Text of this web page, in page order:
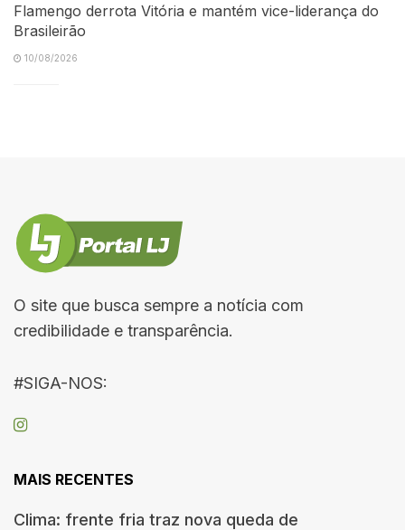
Flamengo derrota Vitória e mantém vice-liderança do
Brasileirão
10/08/2026
O site que busca sempre a notícia com
credibilidade e transparência.
#SIGA-NOS:
MAIS RECENTES
Clima: frente fria traz nova queda de